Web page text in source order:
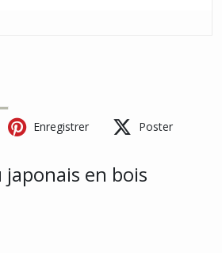
Enregistrer Poster
en bois